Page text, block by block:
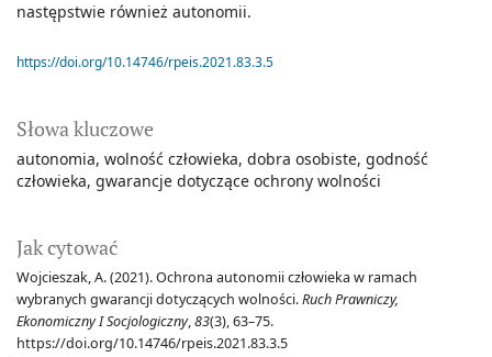
Słowa kluczowe
autonomia wolność człowieka dobra osobiste godność
człowieka gwarancje dotyczące ochrony wolności
Jak cytować
Wojcieszak, A. (2021). Ochrona autonomii człowieka w ramach
wybranych gwarancji dotyczących wolności.Ruch Prawniczy,
Ekonomiczny I Socjologiczny,83(3), 63–75.
https://doi.org/10.14746/rpeis.2021.83.3.5
następstwie również autonomii.
https://doi.org/10.14746/rpeis.2021.83.3.5